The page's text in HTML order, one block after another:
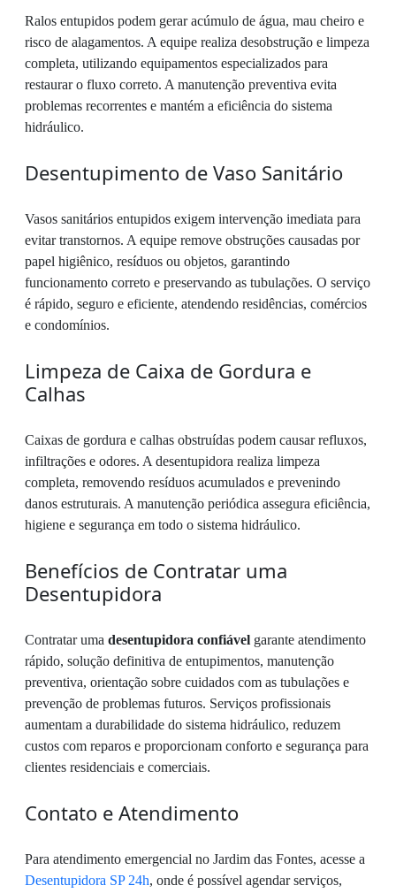
Ralos entupidos podem gerar acúmulo de água, mau cheiro e
risco de alagamentos. A equipe realiza desobstrução e limpeza
completa, utilizando equipamentos especializados para
restaurar o fluxo correto. A manutenção preventiva evita
problemas recorrentes e mantém a eficiência do sistema
hidráulico.
Desentupimento de Vaso Sanitário
Vasos sanitários entupidos exigem intervenção imediata para
evitar transtornos. A equipe remove obstruções causadas por
papel higiênico, resíduos ou objetos, garantindo
funcionamento correto e preservando as tubulações. O serviço
é rápido, seguro e eficiente, atendendo residências, comércios
e condomínios.
Limpeza de Caixa de Gordura e
Calhas
Caixas de gordura e calhas obstruídas podem causar refluxos,
infiltrações e odores. A desentupidora realiza limpeza
completa, removendo resíduos acumulados e prevenindo
danos estruturais. A manutenção periódica assegura eficiência,
higiene e segurança em todo o sistema hidráulico.
Benefícios de Contratar uma
Desentupidora
Contratar uma desentupidora confiável garante atendimento
rápido, solução definitiva de entupimentos, manutenção
preventiva, orientação sobre cuidados com as tubulações e
prevenção de problemas futuros. Serviços profissionais
aumentam a durabilidade do sistema hidráulico, reduzem
custos com reparos e proporcionam conforto e segurança para
clientes residenciais e comerciais.
Contato e Atendimento
Para atendimento emergencial no Jardim das Fontes, acesse a
Desentupidora SP 24h, onde é possível agendar serviços,